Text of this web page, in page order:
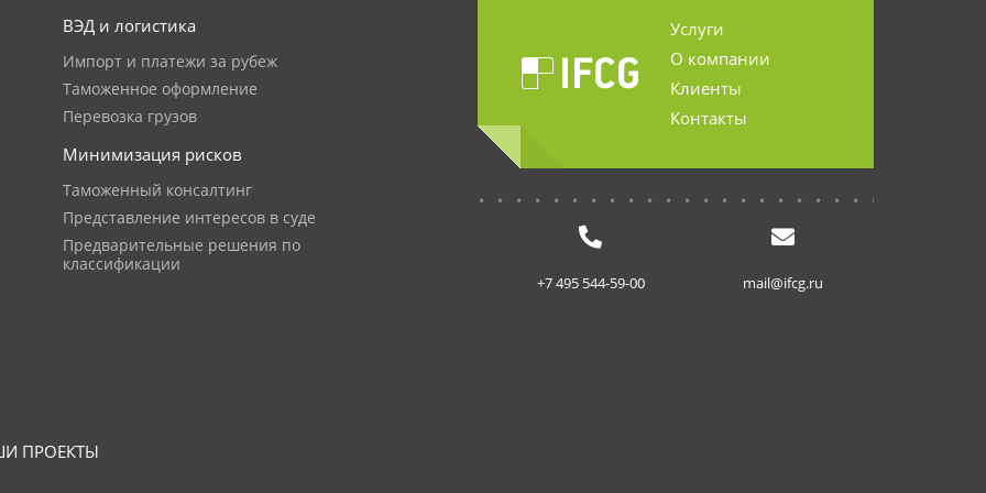
ВЭД и логистика
Импорт и платежи за рубеж
Таможенное оформление
Перевозка грузов
Минимизация рисков
Таможенный консалтинг
Представление интересов в суде
Предварительные решения по
классификации
ПРОЕКТЫ
Услуги
О компании
Клиенты
Контакты
+7 495 544-59-00 mail@ifcg.ru